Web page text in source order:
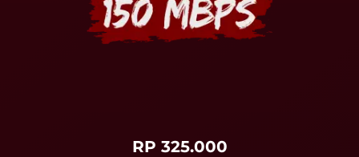
RP 325.000